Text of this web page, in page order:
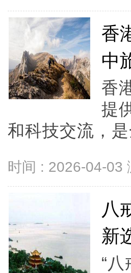
香
中
香
提
和科技交流，
时间 : 2026-04-03
八
新
“